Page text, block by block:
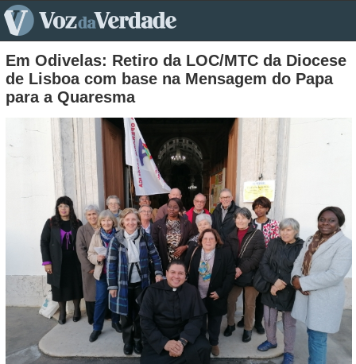
Em Odivelas: Retiro da LOC/MTC da Diocese
de Lisboa com base na Mensagem do Papa
para a Quaresma